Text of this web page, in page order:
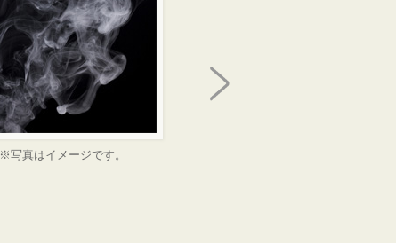
※写真はイメージです。